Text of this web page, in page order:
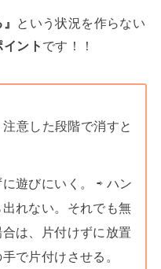
という状況を作らない
ント です！！
意した段階で消すと
遊びにいく。 ⇨ ハン
れない。それでも無
は、片付けずに放置
で片付けさせる。